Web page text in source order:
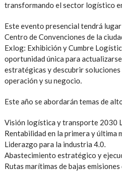
transformando el sector logístico
Este evento presencial tendrá
Centro de Convenciones de la
Exlog: Exhibición y Cumbre
oportunidad única para
estratégicas y descubrir
operación y su negocio.
Este año se abordarán temas de
Visión logística y transporte 2030
Rentabilidad en la primera y última
Liderazgo para la industria 4.0.
Abastecimiento estratégico y
Rutas marítimas de bajas emisiones